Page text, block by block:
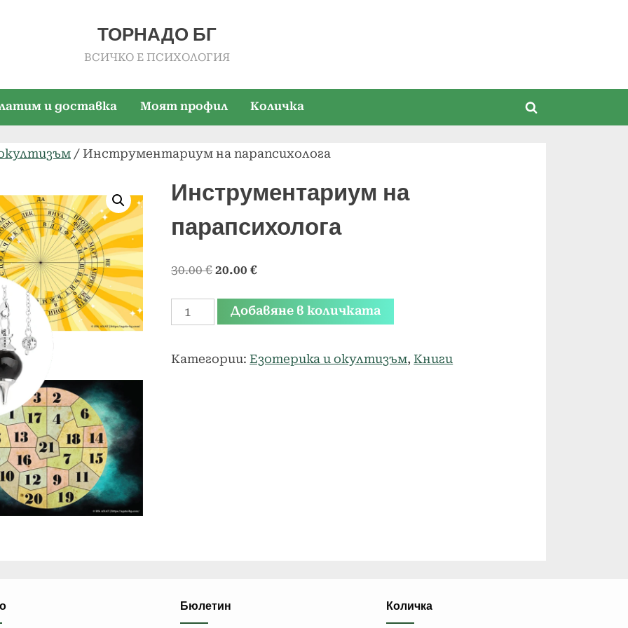
ТОРНАДО БГ
ВСИЧКО Е ПСИХОЛОГИЯ
и доставка Моят профил Количка
Toggle
/ Инструментариум на парапсихолога
Инструментариум на
парапсихолога
30.00€Original
was:
20.00€Текущата
е:
количество
за
на
Добавяне в количката
Категории: Езотерика и окултизъм, Книги
Бюлетин Количка